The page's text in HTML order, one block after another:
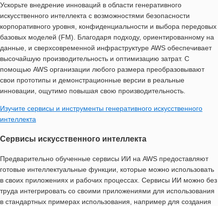
Ускорьте внедрение инноваций в области генеративного
искусственного интеллекта с возможностями безопасности
корпоративного уровня, конфиденциальности и выбора передовых
базовых моделей (FM). Благодаря подходу, ориентированному на
данные, и сверхсовременной инфраструктуре AWS обеспечивает
высочайшую производительность и оптимизацию затрат. С
помощью AWS организации любого размера преобразовывают
свои прототипы и демонстрационные версии в реальные
инновации, ощутимо повышая свою производительность.
Изучите сервисы и инструменты генеративного искусственного
интеллекта
Сервисы искусственного интеллекта
Предварительно обученные сервисы ИИ на AWS предоставляют
готовые интеллектуальные функции, которые можно использовать
в своих приложениях и рабочих процессах. Сервисы ИИ можно без
труда интегрировать со своими приложениями для использования
в стандартных примерах использования, например для создания